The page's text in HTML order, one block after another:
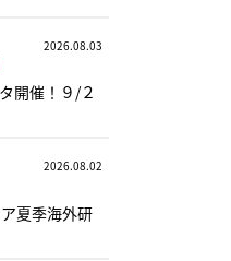
2026.08.03
開催！９/２
2026.08.02
夏季海外研